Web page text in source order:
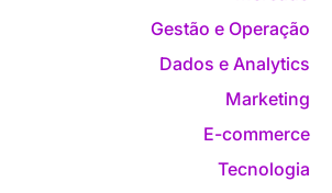
Gestão e Operação
Dados e Analytics
Marketing
E-commerce
Tecnologia